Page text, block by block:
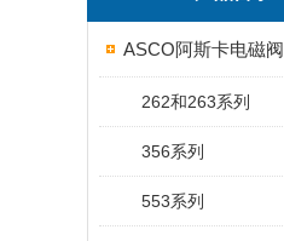
ASCO阿斯卡电磁阀
262和263系列
356系列
553系列